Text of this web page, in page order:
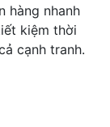
hàng nhanh
kiệm thời
cạnh tranh.